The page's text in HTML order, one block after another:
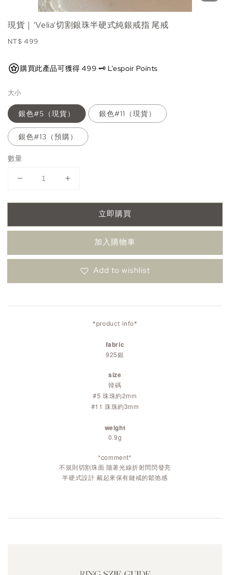
現貨｜‘Velia’切割銀珠半硬式純銀戒指 尾戒
Regular
NT$ 499
購買此產品可獲得 499 🗝️ L’espoir Points
大小
銀色#5（現貨） 銀色#11（現貨）
銀色#13（預購）
數量
立即購買
加入購物車
Add to wishlist
*product info*
fabric
925銀
size
韓碼
#5 珠珠約2mm
#11 珠珠約3mm
weight
0.9g
*comment*
不規則切割珠面 隨著光線折射閃閃發亮
半硬式設計 戴起來保有鏈戒的鬆弛感